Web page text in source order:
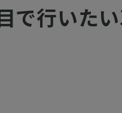
で行いた